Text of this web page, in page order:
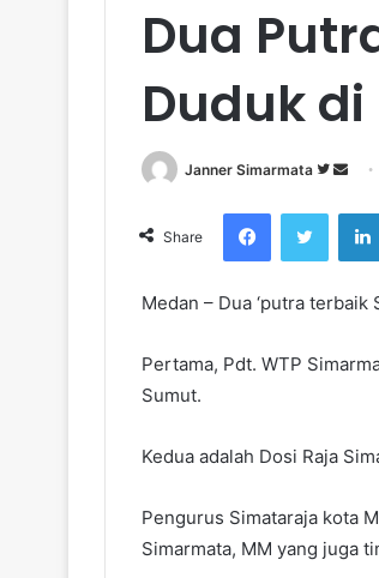
Dua
Duduk di
Janner Simarmata
F
w
n
i
t
e
n
n
m
l
Share
Medan – Dua ‘putra
Pertama, Pdt. WTP
Sumut.
Kedua adalah Dosi Raja
Pengurus Simataraja kota
Simarmata, MM yang juga